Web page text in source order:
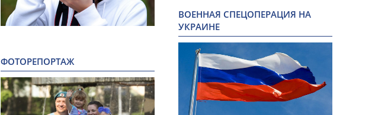
ФОТОРЕПОРТАЖ
ВОЕННАЯ СПЕЦОПЕРАЦИЯ НА
УКРАИНЕ